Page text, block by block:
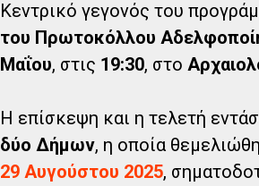
Κεντρικό γεγονός του
του Πρωτοκόλλου
Μαΐου, στις 19:30, στο
Η επίσκεψη και η τελετή
δύο Δήμων, η οποία
29 Αυγούστου 2025,